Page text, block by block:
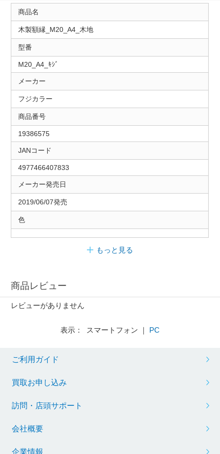
商品名
木製額縁_M20_A4_木地
型番
M20_A4_ｷｼﾞ
メーカー
フジカラー
商品番号
19386575
JANコード
4977466407833
メーカー発売日
2019/06/07発売
色
もっと見る
商品レビュー
レビューがありません
表示： スマートフォン ｜ PC
ご利用ガイド
買取お申し込み
訪問・店頭サポート
会社概要
企業情報